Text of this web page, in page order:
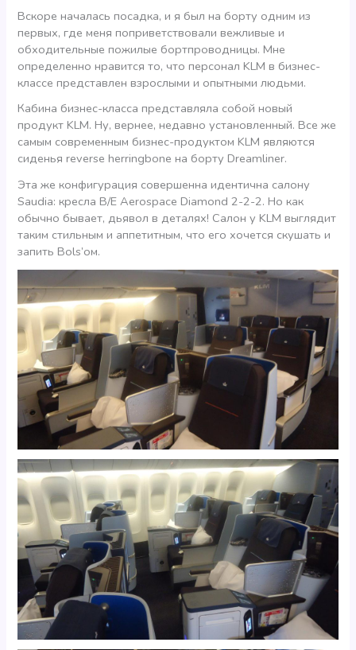
Вскоре началась посадка, и я был на борту одним из
первых, где меня поприветствовали вежливые и
обходительные пожилые бортпроводницы. Мне
определенно нравится то, что персонал KLM в бизнес-
классе представлен взрослыми и опытными людьми.
Кабина бизнес-класса представляла собой новый
продукт KLM. Ну, вернее, недавно установленный. Все же
самым современным бизнес-продуктом KLM являются
сиденья reverse herringbone на борту Dreamliner.
Эта же конфигурация совершенна идентична салону
Saudia: кресла B/E Aerospace Diamond 2-2-2. Но как
обычно бывает, дьявол в деталях! Салон у KLM выглядит
таким стильным и аппетитным, что его хочется скушать и
запить Bols’ом.